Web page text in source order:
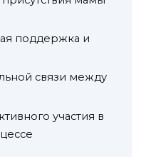
поддержка и
связи между
участия в